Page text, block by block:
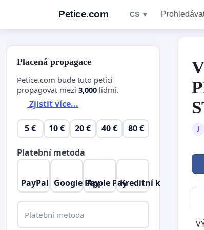
Petice.com CS ▼
J
Placená propagace
Petice.com bude tuto petici
propagovat mezi 3,000 lidmi.
Zjistit více...
5 € 10 € 20 € 40 € 80 €
Platební metoda
PayPal Google PayApple PayKreditní karta
Platební metoda